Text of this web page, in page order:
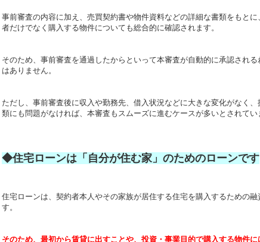
事前審査の内容に加え、売買契約書や物件資料などの詳細な書類をもとに
者だけでなく購入する物件についても総合的に確認されます。
そのため、事前審査を通過したからといって本審査が自動的に承認される
はありません。
ただし、事前審査後に収入や勤務先、借入状況などに大きな変化がなく、
類にも問題がなければ、本審査もスムーズに進むケースが多いとされてい
◆住宅ローンは「自分が住む家」のためのローンです
住宅ローンは、契約者本人やその家族が居住する住宅を購入するための融
す。
そのため、最初から賃貸に出すことや、投資・事業目的で購入する物件に